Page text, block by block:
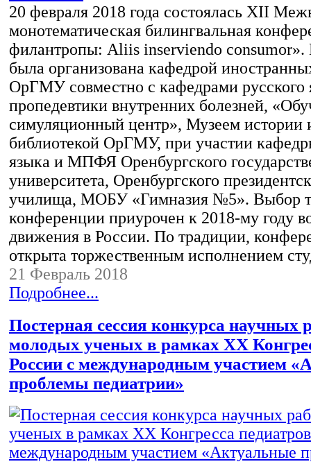
20 февраля 2018 года состоялась XII
монотематическая билингвальная
филантропы: Aliis inserviendo consumor».
была организована кафедрой
ОрГМУ совместно с кафедрами русского
пропедевтики внутренних болезней,
симуляционный центр», Музеем истории
библиотекой ОрГМУ, при участии
языка и МПФЯ Оренбургского
университета, Оренбургского
училища, МОБУ «Гимназия №5». Выбор
конференции приурочен к 2018-му году
движения в России. По традиции,
открыта торжественным исполнением
21 Февраль 2018
Подробнее...
Постерная сессия конкурса научных
молодых ученых в рамках ХХ
России с международным участием
проблемы педиатрии»